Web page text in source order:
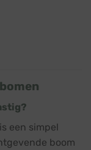
een simpel
boom